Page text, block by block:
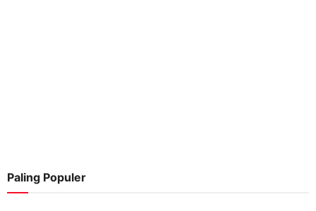
Paling Populer